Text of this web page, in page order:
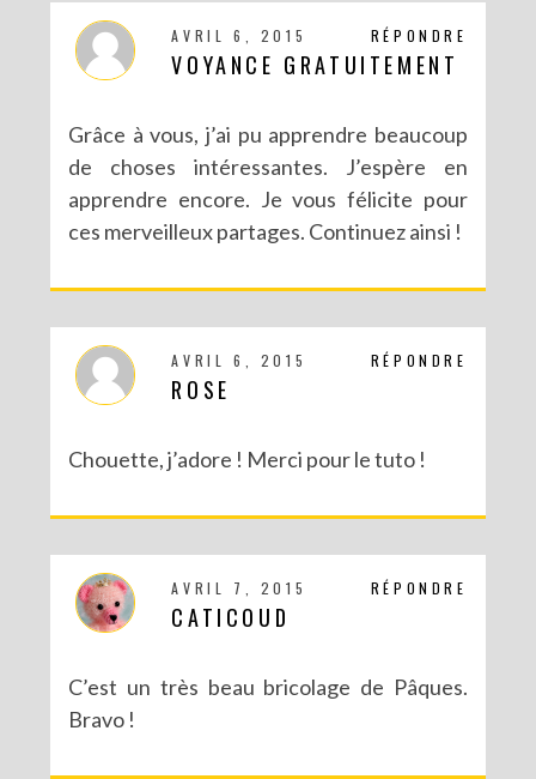
DIY CRÉE TON BULLET JOURNAL (AVEC SCAN N CUT)
RECETTES ET CRÉATIONS POUR DES FÊTES RÉUSSIES – CONCOURS
RÉPONDRE
AVRIL 6, 2015
VOYANCE GRATUITEMENT
Grâce à vous, j’ai pu apprendre beaucoup
de choses intéressantes. J’espère en
apprendre encore. Je vous félicite pour
ces merveilleux partages. Continuez ainsi !
RÉPONDRE
AVRIL 6, 2015
ROSE
Chouette, j’adore ! Merci pour le tuto !
RÉPONDRE
AVRIL 7, 2015
CATICOUD
C’est un très beau bricolage de Pâques.
Bravo !